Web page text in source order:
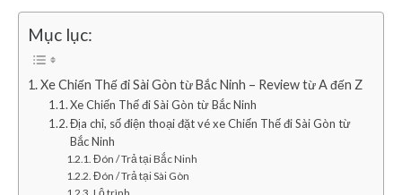
Mục lục:
Xe Chiến Thế đi Sài Gòn từ Bắc Ninh – Review từ A đến Z
Xe Chiến Thế đi Sài Gòn từ Bắc Ninh
Địa chỉ, số điện thoại đặt vé xe Chiến Thế đi Sài Gòn từ
Bắc Ninh
Đón / Trả tại Bắc Ninh
Đón / Trả tại Sài Gòn
Lộ trình